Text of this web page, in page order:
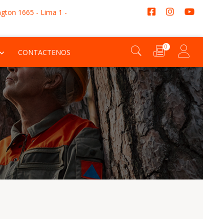
1665 - Lima 1 -
CONTACTENOS
0